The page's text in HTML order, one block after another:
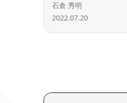
石倉 秀明
2022.07.20